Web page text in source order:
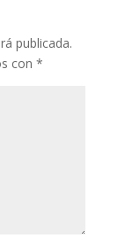
publicada.
con *